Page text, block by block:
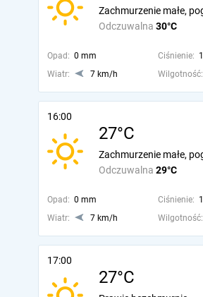
Odczuwalna 30°C
Zachmurzenie małe,
Opad: 0 mm Ciśnienie:
Wiatr:
7 km/h Wilgotność:
16:00
27°C
Odczuwalna 29°C
Zachmurzenie małe,
Opad: 0 mm Ciśnienie:
Wiatr:
7 km/h Wilgotność:
17:00
27°C